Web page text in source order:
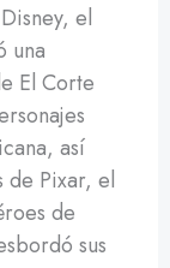
el
una
El Corte
así
de Pixar, el
de
sus